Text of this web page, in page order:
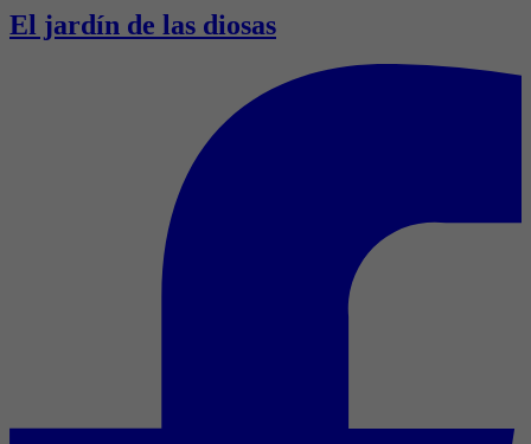
El jardín de las diosas